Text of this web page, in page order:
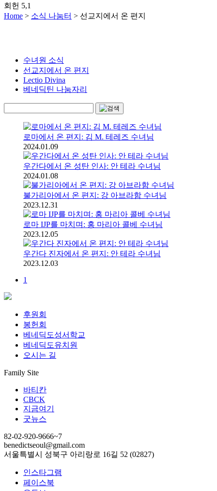
회헌 5,1
Home > 소식 나눔터 > 선교지에서 온 편지
수녀원 소식
선교지에서 온 편지
Lectio Divina
베네딕틴 나눔자리
로마에서 온 편지: 김 M. 테레즈 수녀님
2024.01.09
우간다에서 온 성탄 인사: 안 테라 수녀님
2024.01.08
불가리아에서 온 편지: 강 아브라함 수녀님
2023.12.31
로마 IJP를 마치며: 홍 마리아 콜베 수녀님
2023.12.05
우간다 진자에서 온 편지: 안 테라 수녀님
2023.12.03
1
후원회
봉헌회
베네딕도성서학교
베네딕도유치원
오시는 길
Family Site
바티칸
CBCK
지금여기
굿뉴스
82-02-920-9666~7
benedictseoul@gmail.com
서울특별시 성북구 아리랑로 16길 52 (02827)
인스타그램
페이스북